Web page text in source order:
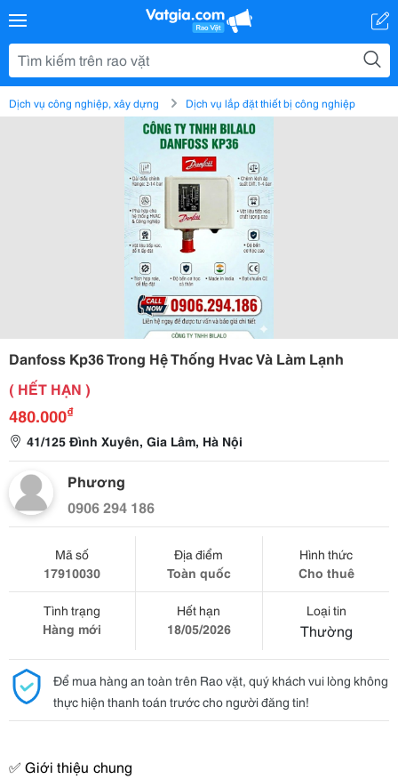
Dịch vụ công nghiệp, xây dựng Dịch vụ lắp đặt thiết bị công nghiệp
Danfoss Kp36 Trong Hệ Thống Hvac Và Làm Lạnh
( HẾT HẠN )
480.000₫
41/125 Đình Xuyên, Gia Lâm, Hà Nội
Phương
0906 294 186
Mã số
17910030
Địa điểm
Toàn quốc
Hình thức
Cho thuê
Tình trạng
Hàng mới
Hết hạn
18/05/2026
Loại tin
Thường
Để mua hàng an toàn trên Rao vặt, quý khách vui lòng không
thực hiện thanh toán trước cho người đăng tin!
✅ Giới thiệu chung